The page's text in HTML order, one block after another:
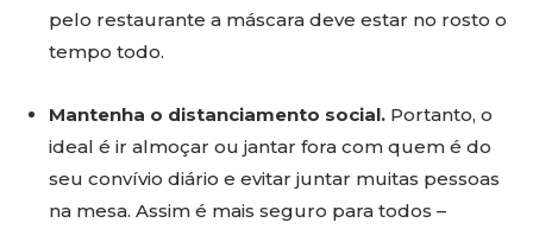
pelo restaurante a máscara deve estar no rosto o
tempo todo.
Mantenha o distanciamento social. Portanto, o
ideal é ir almoçar ou jantar fora com quem é do
seu convívio diário e evitar juntar muitas pessoas
na mesa. Assim é mais seguro para todos –